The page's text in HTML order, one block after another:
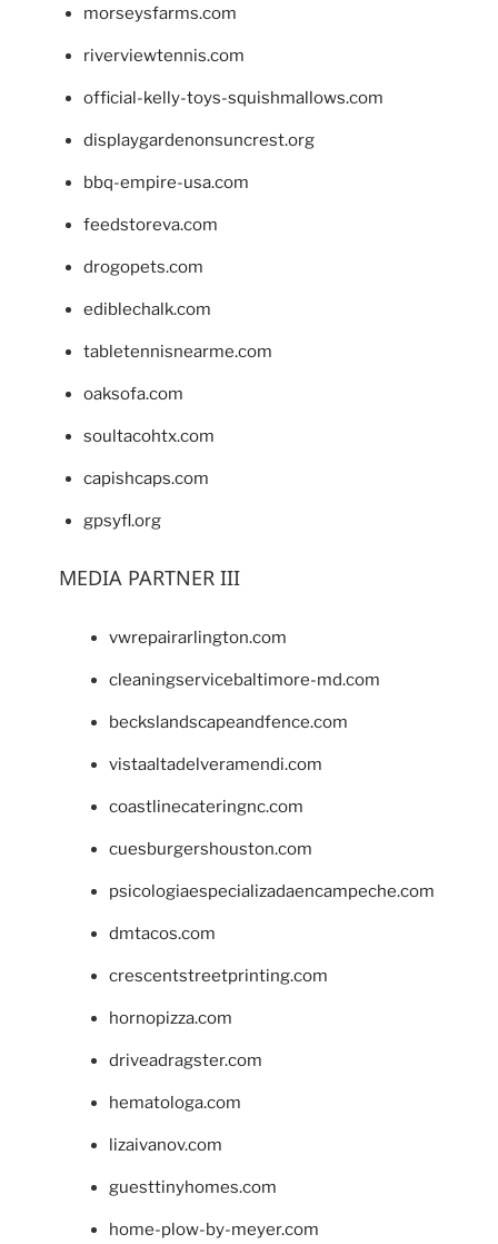
morseysfarms.com
riverviewtennis.com
official-kelly-toys-squishmallows.com
displaygardenonsuncrest.org
bbq-empire-usa.com
feedstoreva.com
drogopets.com
ediblechalk.com
tabletennisnearme.com
oaksofa.com
soultacohtx.com
capishcaps.com
gpsyfl.org
MEDIA PARTNER III
vwrepairarlington.com
cleaningservicebaltimore-md.com
beckslandscapeandfence.com
vistaaltadelveramendi.com
coastlinecateringnc.com
cuesburgershouston.com
psicologiaespecializadaencampeche.com
dmtacos.com
crescentstreetprinting.com
hornopizza.com
driveadragster.com
hematologa.com
lizaivanov.com
guesttinyhomes.com
home-plow-by-meyer.com